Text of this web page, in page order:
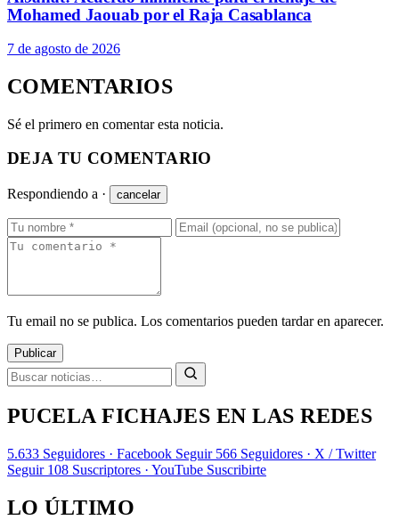
Mohamed Jaouab por el Raja Casablanca
7 de agosto de 2026
COMENTARIOS
Sé el primero en comentar esta noticia.
DEJA TU COMENTARIO
Respondiendo a · cancelar
Tu email no se publica. Los comentarios pueden tardar en aparecer.
Publicar
PUCELA FICHAJES EN LAS REDES
5.633 Seguidores · Facebook Seguir 566 Seguidores · X / Twitter
Seguir 108 Suscriptores · YouTube Suscribirte
LO ÚLTIMO